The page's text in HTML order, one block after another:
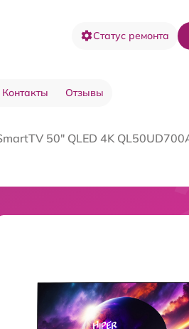
Статус ремонта
Контакты Отзывы
50" QLED 4K